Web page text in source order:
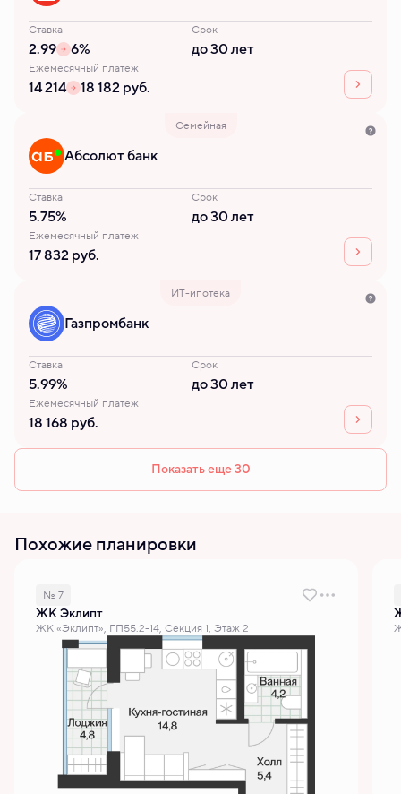
Ставка
2.99 6%
Срок
до 30 лет
Ежемесячный платеж
14 214 18 182 руб.
Семейная
Абсолют банк
Ставка
5.75%
Срок
до 30 лет
Ежемесячный платеж
17 832 руб.
ИТ-ипотека
Газпромбанк
Ставка
5.99%
Срок
до 30 лет
Ежемесячный платеж
18 168 руб.
Показать еще 30
Похожие планировки
№ 7
ЖК Эклипт
ЖК «Эклипт», ГП55.2-14, Секция 1, Этаж 2